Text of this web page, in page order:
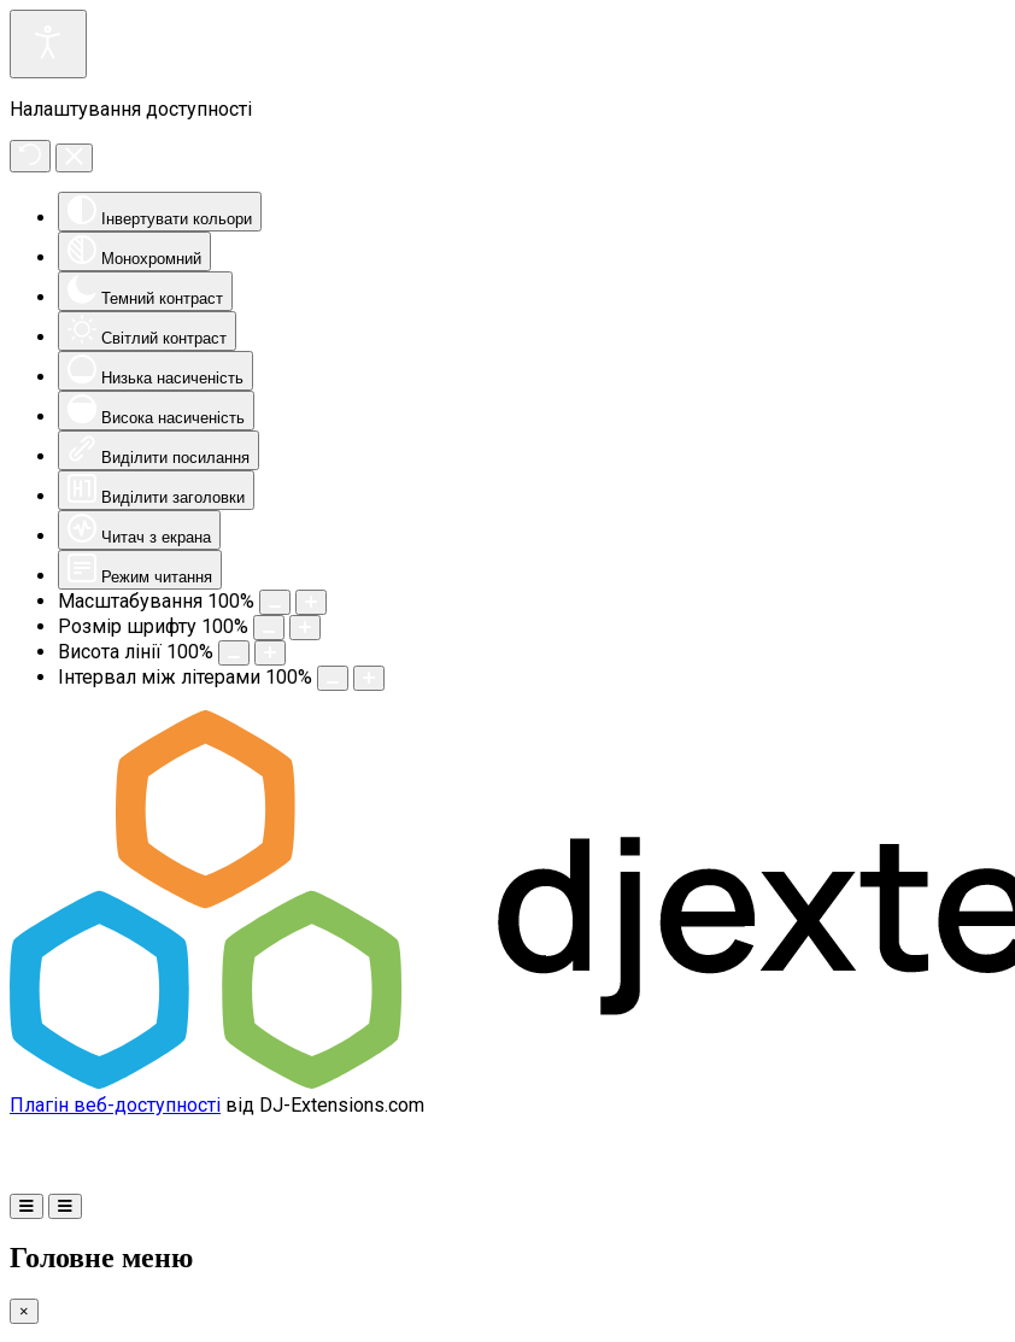
Налаштування доступності
Інвертувати кольори
Монохромний
Темний контраст
Світлий контраст
Низька насиченість
Висока насиченість
Виділити посилання
Виділити заголовки
Читач з екрана
Режим читання
Масштабування 100%
Розмір шрифту 100%
Висота лінії 100%
Інтервал між літерами 100%
Плагін веб-доступності від DJ-Extensions.com
Головне меню
×